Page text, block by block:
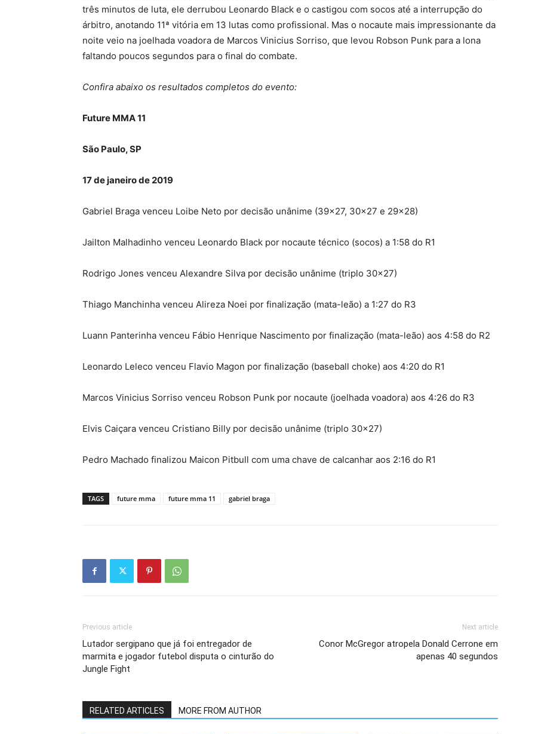
três minutos de luta, ele derrubou Leonardo Black e o castigou com socos até a interrupção do
árbitro, anotando 11ª vitória em 13 lutas como profissional. Mas o nocaute mais impressionante da
noite veio na joelhada voadora de Marcos Vinicius Sorriso, que levou Robson Punk para a lona
faltando poucos segundos para o final do combate.
Confira abaixo os resultados completos do evento:
Future MMA 11
São Paulo, SP
17 de janeiro de 2019
Gabriel Braga venceu Loibe Neto por decisão unânime (39×27, 30×27 e 29×28)
Jailton Malhadinho venceu Leonardo Black por nocaute técnico (socos) a 1:58 do R1
Rodrigo Jones venceu Alexandre Silva por decisão unânime (triplo 30×27)
Thiago Manchinha venceu Alireza Noei por finalização (mata-leão) a 1:27 do R3
Luann Panterinha venceu Fábio Henrique Nascimento por finalização (mata-leão) aos 4:58 do R2
Leonardo Leleco venceu Flavio Magon por finalização (baseball choke) aos 4:20 do R1
Marcos Vinicius Sorriso venceu Robson Punk por nocaute (joelhada voadora) aos 4:26 do R3
Elvis Caiçara venceu Cristiano Billy por decisão unânime (triplo 30×27)
Pedro Machado finalizou Maicon Pitbull com uma chave de calcanhar aos 2:16 do R1
TAGS future mma future mma 11 gabriel braga
Previous article
Lutador sergipano que já foi entregador de
marmita e jogador futebol disputa o cinturão do
Jungle Fight
Next article
Conor McGregor atropela Donald Cerrone em
apenas 40 segundos
RELATED ARTICLES MORE FROM AUTHOR